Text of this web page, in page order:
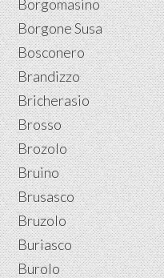
Borgomasino
Borgone Susa
Bosconero
Brandizzo
Bricherasio
Brosso
Brozolo
Bruino
Brusasco
Bruzolo
Buriasco
Burolo